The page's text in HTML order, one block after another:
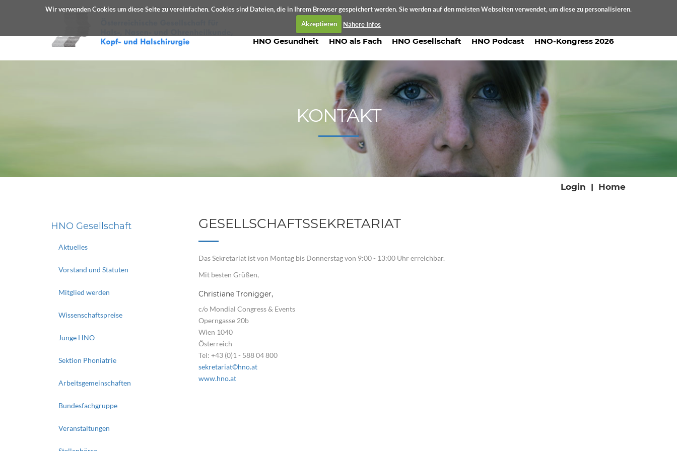
Wir verwenden Cookies um diese Seite zu vereinfachen. Cookies sind Dateien, die in Ihrem Browser gespeichert werden. Sie werden auf den meisten Webseiten verwendet, um diese zu personalisieren.
Akzeptieren
Nähere Infos
HNO Gesundheit HNO als Fach HNO Gesellschaft HNO Podcast HNO-Kongress 2026
KONTAKT
Login | Home
HNO Gesellschaft
Aktuelles
Vorstand und Statuten
Mitglied werden
Wissenschaftspreise
Junge HNO
Sektion Phoniatrie
Arbeitsgemeinschaften
Bundesfachgruppe
Veranstaltungen
GESELLSCHAFTSSEKRETARIAT
Das Sekretariat ist von Montag bis Donnerstag von 9:00 - 13:00 Uhr erreichbar.
Mit besten Grüßen,
Christiane Tronigger,
c/o Mondial Congress & Events
Operngasse 20b
Wien 1040
Österreich
Tel: +43 (0)1 - 588 04 800
sekretariat©hno.at
www.hno.at